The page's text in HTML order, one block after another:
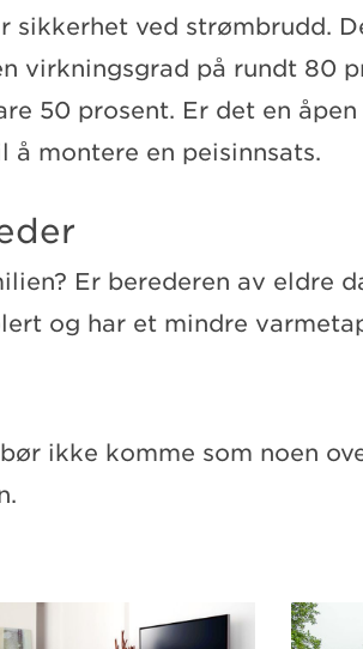
sikkerhet ved strømbrudd.
virkningsgrad på rundt 80
50 prosent. Er det en
montere en peisinnsats.
Er berederen av eldre
og har et mindre
ikke komme som noen